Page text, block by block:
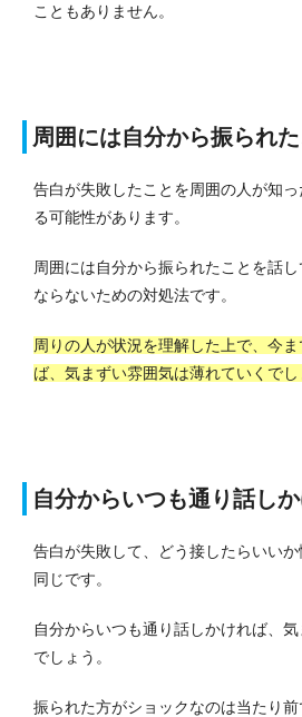
こともありません。
周囲には自分から振られ
告白が失敗したことを周囲の人が知
る可能性があります。
周囲には自分から振られたことを話
ならないための対処法です。
周りの人が状況を理解した上で、今
ば、気まずい雰囲気は薄れていくでし
自分からいつも通り話し
告白が失敗して、どう接したらいい
同じです。
自分からいつも通り話しかければ、
でしょう。
振られた方がショックなのは当たり